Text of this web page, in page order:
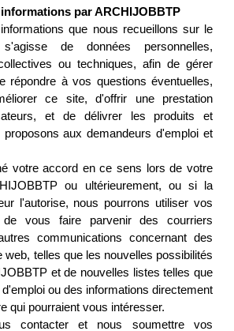
par ARCHIJOBBTP
que nous recueillons sur le
de données personnelles,
ou techniques, afin de gérer
répondre à vos questions éventuelles,
ce site, d'offrir une prestation
et de délivrer les produits et
aux demandeurs d'emploi et
votre accord en ce sens lors de votre
ou ultérieurement, ou si la
l'autorise, nous pourrons utiliser vos
de vous faire parvenir des courriers
communications concernant des
web, telles que les nouvelles possibilités
et de nouvelles listes telles que
ou des informations directement
qui pourraient vous intéresser.
contacter et nous soumettre vos